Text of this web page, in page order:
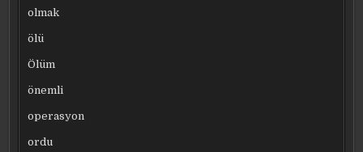
olmak
ölü
Ölüm
önemli
operasyon
ordu